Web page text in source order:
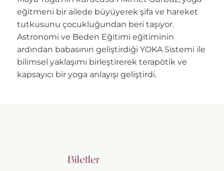
eğitmeni bir ailede büyüyerek şifa ve hareket
tutkusunu çocukluğundan beri taşıyor.
Astronomi ve Beden Eğitimi eğitiminin
ardından babasının geliştirdiği YOKA Sistemi ile
bilimsel yaklaşımı birleştirerek terapötik ve
kapsayıcı bir yoga anlayışı geliştirdi.
Biletler